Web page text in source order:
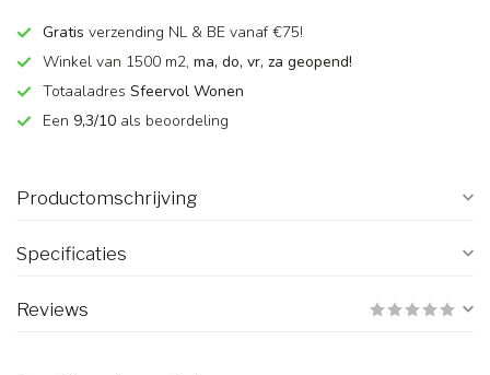
Gratis verzending NL & BE vanaf €75!
Winkel van 1500 m2, ma, do, vr, za geopend!
Totaaladres Sfeervol Wonen
Een 9,3/10 als beoordeling
Productomschrijving
Specificaties
Reviews